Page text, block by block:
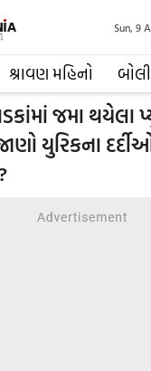
શ્રાવણ મહિનો
Sun, 9
જમા થયેલા
યુરિકના